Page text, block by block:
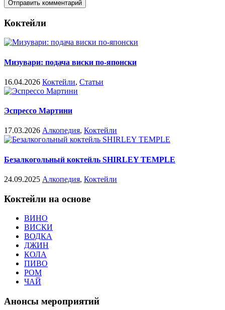
Коктейли
Мизувари: подача виски по-японски
16.04.2026 Коктейли, Статьи
Эспрессо Мартини
17.03.2026 Алкопедия, Коктейли
Безалкогольный коктейль SHIRLEY TEMPLE
24.09.2025 Алкопедия, Коктейли
Коктейли на основе
ВИНО
ВИСКИ
ВОДКА
ДЖИН
КОЛА
ПИВО
РОМ
ЧАЙ
Анонсы мероприятий